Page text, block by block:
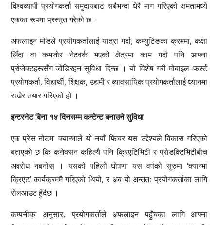
विश्वव्यापी प्रयोगकर्ता समुदायबाट सबैभन्दा धेरै माग गरिएको क्षमतामध्ये
एकका रूपमा प्रस्तुत गरेको छ ।
अफलाइन मोडले प्रयोगकर्तालाई यात्रा गर्दा, कम्युटिङका क्रममा, कक्षा
लिँदा वा कमजोर नेटवर्क भएको क्षेत्रमा काम गर्दा पनि आफ्ना
प्रोजेक्टहरूसँग जोडिरहन सुविधा दिन्छ । यो विशेष गरी मोबाइल–फर्स्ट
प्रयोगकर्ता, विद्यार्थी, शिक्षक, उद्यमी र व्यावसायिक प्रयोगकर्तालाई ध्यानमा
राखेर तयार गरिएको हो ।
इन्टरनेट बिना १४ दिनसम्म कन्टेन्ट बनाउने सुविधा
एक प्रेस नोटमा क्यान्भाले यो नयाँ फिचर यस उद्देश्यले विकास गरिएको
बताएको छ कि कनेक्सन कहिल्यै पनि क्रिएटिभिटी र प्रोडक्टिभिटीबीच
अवरोध नबनोस् । यसको पहिलो घोषणा यस वर्षको सुरुमा ‘क्यान्भा
क्रिएट’ कार्यक्रममै गरिएको थियो, र अब यो अन्ततः प्रयोगकर्ताका लागि
रोलआउट हुँदैछ ।
कम्पनीका अनुसार, प्रयोगकर्ताले अफलाइन पहुँचका लागि आफ्ना